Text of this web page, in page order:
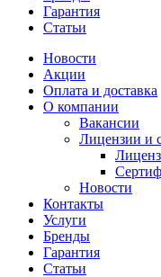
Гарантия
Статьи
Новости
Акции
Оплата и доставка
О компании
Вакансии
Лицензии и
Новости
Контакты
Услуги
Бренды
Гарантия
Статьи